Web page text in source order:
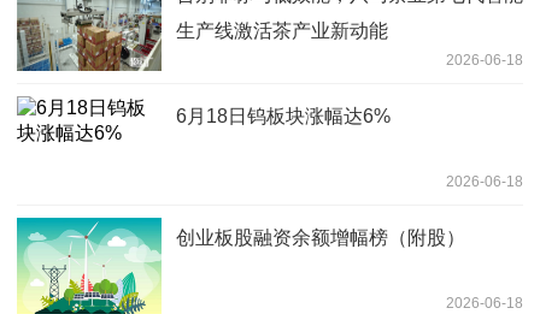
生产线激活茶产业新动能
2026-06-18
6月18日钨板块涨幅达6%
2026-06-18
创业板股融资余额增幅榜（附股）
2026-06-18